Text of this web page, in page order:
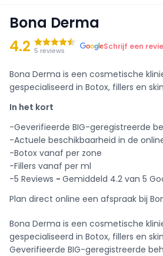
Bona Derma
4.2 5 reviews Schrijf een
Bona Derma is een cosmetische
gespecialiseerd in Botox, fillers en
In het kort
-Geverifieerde BIG-geregistreerde
-Actuele beschikbaarheid in de
-Botox vanaf per zone
-Fillers vanaf per ml
-5 Reviews - Gemiddeld 4.2 van 5
Plan direct online een afspraak bij
Bona Derma is een cosmetische
gespecialiseerd in Botox, fillers en
Geverifieerde BIG-geregistreerde